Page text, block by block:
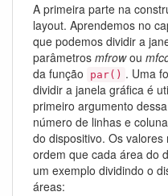
A primeira parte na
layout. Aprendemos no
que podemos dividir a
parâmetros mfrowou
da função
par() . Uma
dividir a janela gráfica é
primeiro argumento
número de linhas e
do dispositivo. Os
ordem que cada área do
um exemplo dividindo o
áreas: